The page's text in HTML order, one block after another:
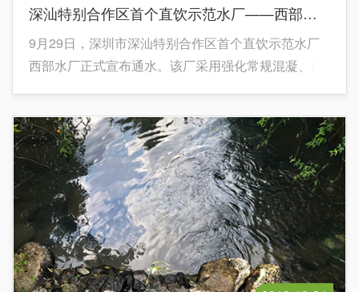
深汕特别合作区首个直饮示范水厂——西部水厂正式通水！
9月29日，深圳市深汕特别合作区首个直饮示范水厂
西部水厂正式宣布通水。该厂采用强化常规混凝、沉
(GB5749-2006),可与欧美国家和地区相媲美，达到直
饮标准。